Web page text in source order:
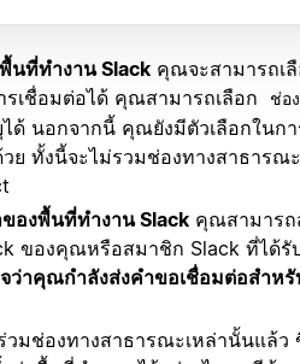
นที่ทำงาน Slack คุณจะสามารถเ
เชื่อมต่อได้ คุณสามารถเลือก
ช่อ
ด้ นอกจากนี้ คุณยังมีตัวเลือกในก
ย ทั้งนี้จะไม่รวมช่องทางสาธารณ
องพื้นที่ทำงาน Slack คุณสามารถ
ของคุณหรือสมาชิก Slack ที่ได้รั
ว่าคุณกำลังส่งคำขอเชื่อมต่อสำห
วมช่องทางสาธารณะเหล่านั้นแล้ว